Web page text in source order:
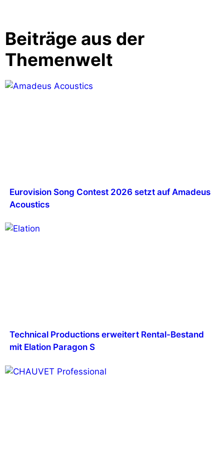
Beiträge aus der
Themenwelt
Eurovision Song Contest 2026 setzt auf Amadeus
Acoustics
Technical Productions erweitert Rental-Bestand
mit Elation Paragon S